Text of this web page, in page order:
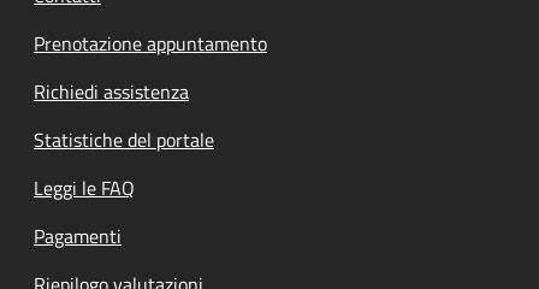
Prenotazione appuntamento
Richiedi assistenza
Statistiche del portale
Leggi le FAQ
Pagamenti